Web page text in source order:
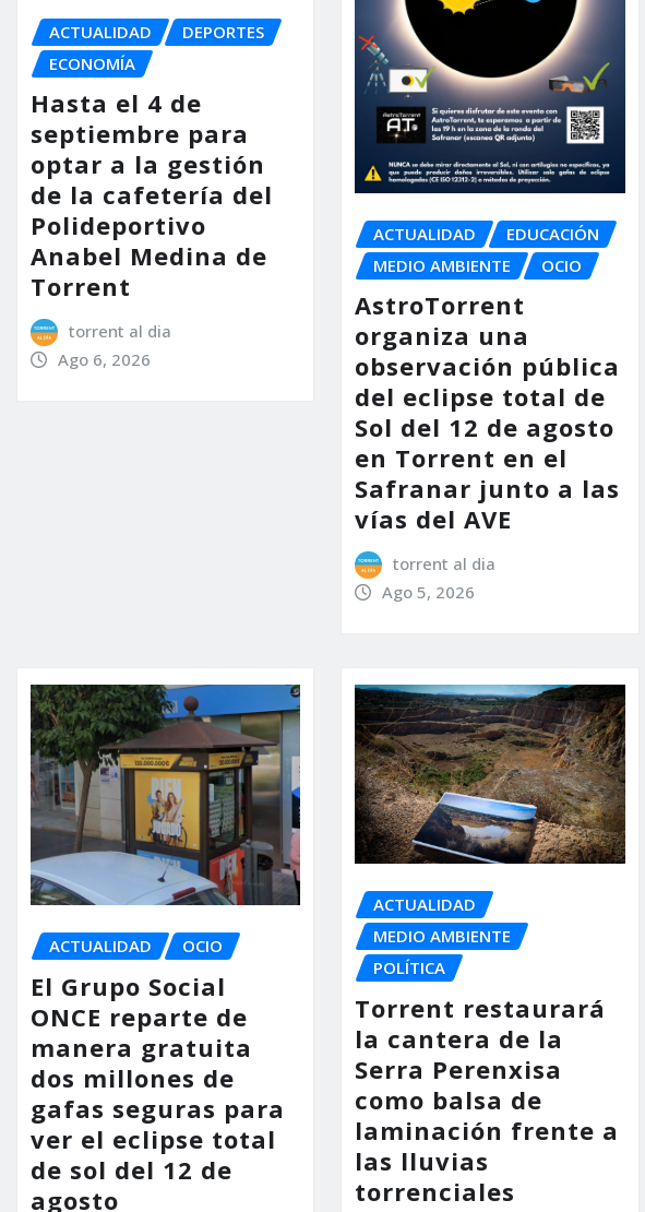
ACTUALIDAD
DEPORTES
ECONOMÍA
Hasta el 4 de
septiembre para
optar a la gestión
de la cafetería del
Polideportivo
Anabel Medina de
Torrent
torrent al dia
Ago 6, 2026
ACTUALIDAD
EDUCACIÓN
MEDIO AMBIENTE
OCIO
AstroTorrent
organiza una
observación pública
del eclipse total de
Sol del 12 de agosto
en Torrent en el
Safranar junto a las
vías del AVE
torrent al dia
Ago 5, 2026
ACTUALIDAD OCIO
El Grupo Social
ONCE reparte de
manera gratuita
dos millones de
gafas seguras para
ver el eclipse total
de sol del 12 de
agosto
ACTUALIDAD
MEDIO AMBIENTE
POLÍTICA
Torrent restaurará
la cantera de la
Serra Perenxisa
como balsa de
laminación frente a
las lluvias
torrenciales